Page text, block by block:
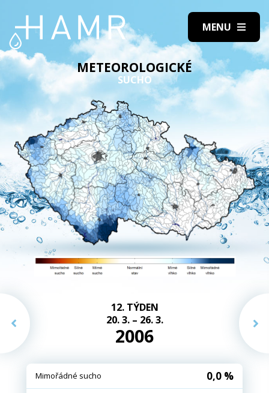
METEOROLOGICKÉ
SUCHO
12. TÝDEN
20. 3. – 26. 3.
2006
Mimořádné sucho 0,0 %